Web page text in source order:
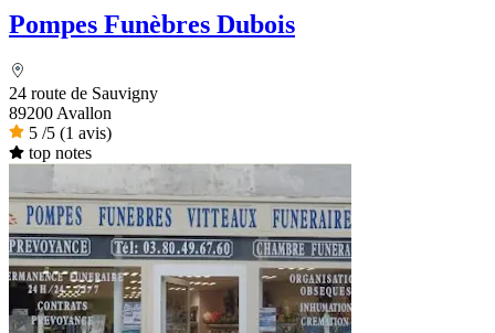
Pompes Funèbres Dubois
24 route de Sauvigny
89200 Avallon
5 /5 (1 avis)
top notes